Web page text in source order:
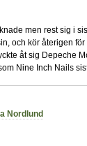
men rest sig i
och kör återigen
åt sig Depeche
Nine Inch Nails
Nordlund